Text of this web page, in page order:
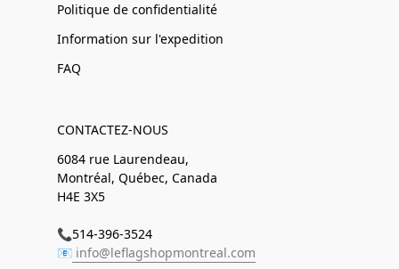
Politique de confidentialité
Information sur l'expedition
FAQ
CONTACTEZ-NOUS
6084 rue Laurendeau,
Montréal, Québec, Canada
H4E 3X5
📞514-396-3524
📧 info@leflagshopmontreal.com